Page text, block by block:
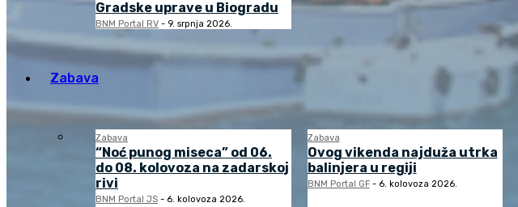
Gradske uprave u Biogradu
BNM Portal RV - 9. srpnja 2026.
Zabava
Zabava
“Noć punog miseca” od 06.
do 08. kolovoza na zadarskoj
rivi
BNM Portal JS - 6. kolovoza 2026.
Zabava
Ovog vikenda najduža utrka
balinjera u regiji
BNM Portal GF - 6. kolovoza 2026.